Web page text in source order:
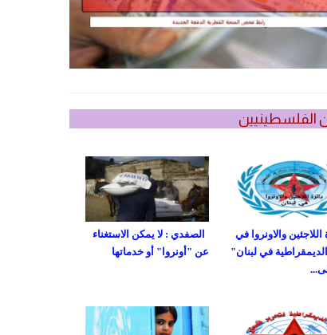
الفلسطينيين
الصفدي : لا يمكن الاستغناء
عن "أونروا" أو خدماتها
اللاجئين والاونروا في
الديمقراطية في لبنان"